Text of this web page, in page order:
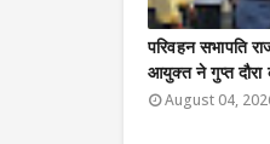
परिवहन सभापति
आयुक्त ने गुप्त दौरा
August 04,